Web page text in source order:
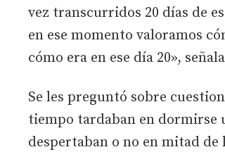
vez transcurridos 20 días de
en ese momento valoramos
cómo era en ese día 20»,
Se les preguntó sobre
tiempo tardaban en dormirse
despertaban o no en mitad